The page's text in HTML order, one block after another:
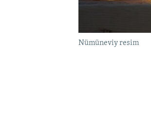
Nümüneviy resim